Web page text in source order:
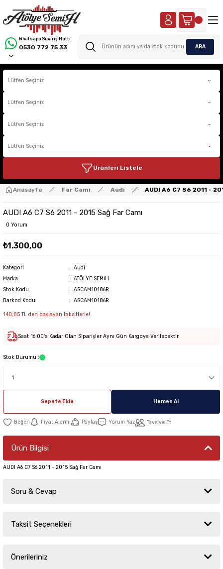
Whatsapp Sipariş Hattı
0530 772 75 33 ARA
Ürünleri Listele
Anasayfa Far Camı Audi AUDI A6 C7 S6 2011 -
AUDI A6 C7 S6 2011 - 2015 Sağ Far Camı
0 Yorum
₺1.300,00
Kategori
Audi
Marka
ATÖLYE SEMİH
Stok Kodu
ASCAM10186R
Barkod Kodu
ASCAM10186R
140,85 TL den başlayan taksitlerle!
Saat 16:00'a Kadar Olan Siparişler Aynı Gün Kargoya Verilecektir
Stok Durumu :
Sepete Ekle Hemen Al
Fiyat Alarmı Paylaş Yorum Yaz Tavsiye Et
Ürün Bilgisi
AUDI A6 C7 S6 2011 - 2015 Sağ Far Camı
Soru & Cevap
Ürün hakkında henüz soru sorulmamış.
Taksit Seçenekleri
Önerileriniz